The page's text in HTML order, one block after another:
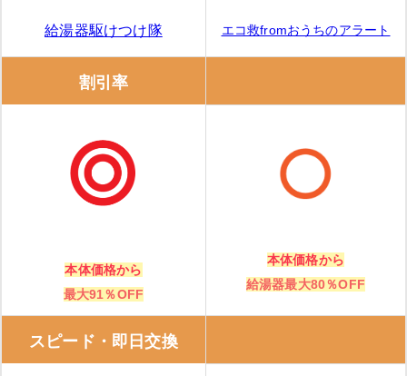
給湯器駆けつけ隊 エコ救fromおうちのアラート
割引率
本体価格から
最大91％OFF
本体価格から
給湯器最大80％OFF
スピード・即日交換